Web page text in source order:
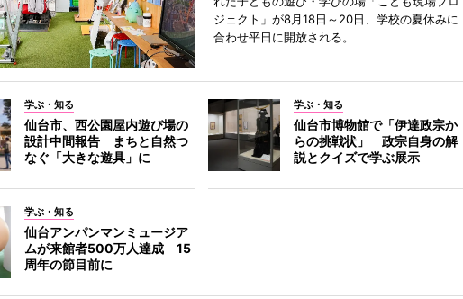
ジェクト」が8月18日～20日、学校の夏休みに
合わせ平日に開放される。
学ぶ・知る
仙台市、西公園屋内遊び場の
設計中間報告 まちと自然つ
なぐ「大きな遊具」に
学ぶ・知る
仙台市博物館で「伊達政宗か
らの挑戦状」 政宗自身の解
説とクイズで学ぶ展示
学ぶ・知る
仙台アンパンマンミュージア
ムが来館者500万人達成 15
周年の節目前に